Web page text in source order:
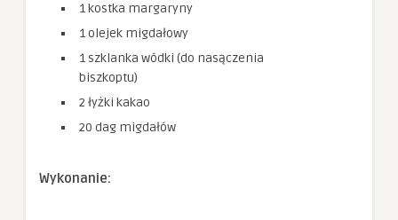
1 kostka margaryny
1 olejek migdałowy
1 szklanka wódki (do nasączenia
biszkoptu)
2 łyżki kakao
20 dag migdałów
Wykonanie: